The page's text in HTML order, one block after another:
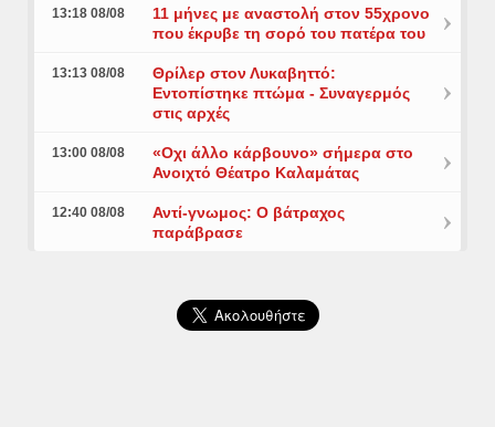
13:18 08/08
11 μήνες με αναστολή στον 55χρονο
που έκρυβε τη σορό του πατέρα του
13:13 08/08
Θρίλερ στον Λυκαβηττό:
Εντοπίστηκε πτώμα - Συναγερμός
στις αρχές
13:00 08/08
«Οχι άλλο κάρβουνο» σήμερα στο
Ανοιχτό Θέατρο Καλαμάτας
12:40 08/08
Αντί-γνωμος: Ο βάτραχος
παράβρασε